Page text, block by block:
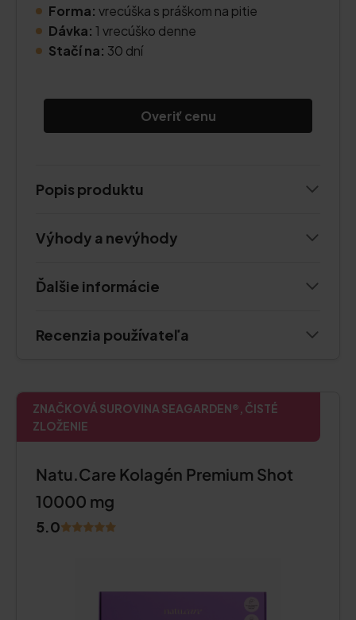
Forma: vrecúška s práškom na pitie
Dávka: 1 vrecúško denne
Stačí na: 30 dní
Overiť cenu
Popis produktu
Výhody a nevýhody
Ďalšie informácie
Recenzia používateľa
ZNAČKOVÁ SUROVINA SEAGARDEN®, ČISTÉ
ZLOŽENIE
Natu.Care Kolagén Premium Shot
10000 mg
5.0